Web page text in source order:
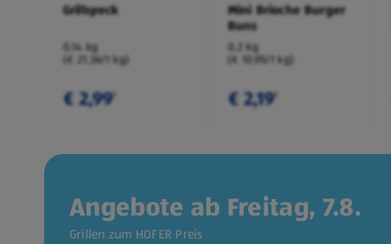
Grillspeck
0,14 kg
(€ 21,36/1 kg)
€ 2,99¹
Mini Brioche Burger
Buns
0,2 kg
(€ 10,95/1 kg)
€ 2,19¹
Angebote ab Freitag, 7.8.
Grillen zum HOFER Preis